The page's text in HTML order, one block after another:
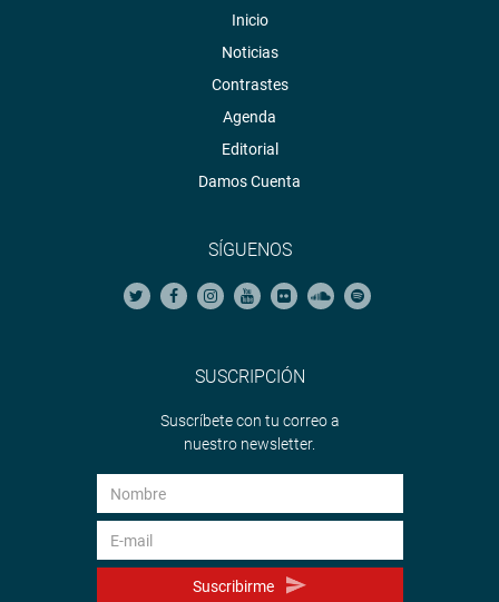
Inicio
Noticias
Contrastes
Agenda
Editorial
Damos Cuenta
SÍGUENOS
SUSCRIPCIÓN
Suscríbete con tu correo a
nuestro newsletter.
Suscribirme